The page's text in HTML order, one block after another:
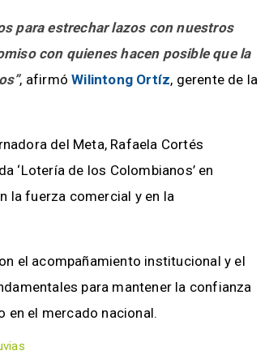
para estrechar lazos con nuestros
con quienes hacen posible que la
, afirmóWilintong Ortíz, gerente de la
del Meta, Rafaela Cortés
‘Lotería de los Colombianos’ en
la fuerza comercial y en la
el acompañamiento institucional y el
para mantener la confianza
en el mercado nacional.